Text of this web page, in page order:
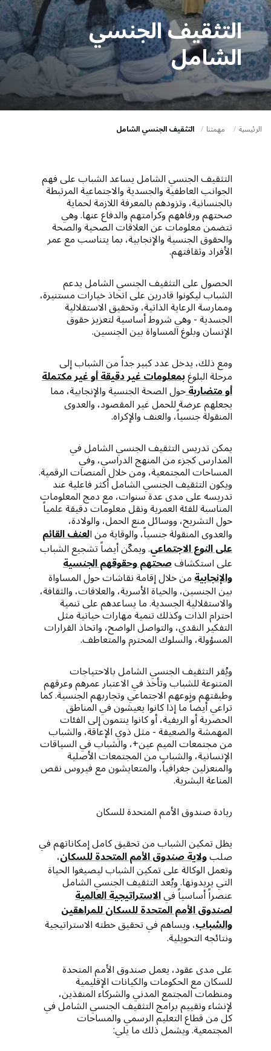
t
i
o
n
التثقيف الجنسي
الشامل
الرئيسية مهمتنا التثقيف الجنسي الشامل
التثقيف الجنسي الشامل يساعد الشباب على فهم
الجوانب العاطفية والجسدية والاجتماعية المرتبطة
بالجنسانية، وتزودهم بالمعرفة اللازمة لحماية
صحتهم ورفاههم وكرامتهم والدفاع عنها. وهي
تتضمن معلومات عن العلاقات الصحية والصحة
والحقوق الجنسية والإنجابية، بما يتناسب مع عمر
الأفراد وثقافتهم.
الحصول على التثقيف الجنسي الشامل يدعم
الشباب ليكونوا قادرين على اتخاذ خيارات مستنيرة،
وممارسة الرعاية الذاتية، وتحقيق الاستقلالية
الجسدية - وهي شروط أساسية لتعزيز حقوق
الإنسان وبلوغ المساواة بين الجنسين.
ومع ذلك، يدخل عدد كبير جداً من الشباب إلى
مرحلة البلوغبمعلومات غير دقيقة أو غير مكتملة
أو متضاربةحول الصحة الجنسية والإنجابية، مما
يجعلهم عرضة للحمل غير المقصود، والعدوى
المنقولة جنسياً، والعنف والإكراه.
يمكن تدريس التثقيف الجنسي الشامل في
المدارس كجزء من المنهج الدراسي، وفي
المساحات المجتمعية، ومن خلال المنصات الرقمية.
ويكون التثقيف الجنسي الشامل أكثر فاعلية عند
تدريسه على مدى عدة سنوات، مع دمج المعلومات
المناسبة للفئة العمرية ونقل معلومات دقيقة علمياً
حول التشريح، ووسائل منع الحمل، والولادة،
والعدوى المنقولة جنسياً، والوقاية من العنفالقائم
على النوع الاجتماعي. ويمكّن أيضاً تشجيع الشباب
على استكشافصحتهم وحقوقهم الجنسية
والإنجابيةمن خلال إقامة نقاشات حول المساواة
بين الجنسين، والحياة الأسرية، والعلاقات، والثقافة،
والاستقلالية الجسدية. ما يساعدهم على تنمية
احترام الذات وكذلك تنمية مهارات حياتية مثل
التفكير النقدي، والتواصل الواضح، واتخاذ القرارات
المسؤولة، والسلوك المحترم والمتعاطف.
ويُقر التثقيف الجنسي الشامل بالاحتياجات
المتنوعة للشباب وتأخذ في الاعتبار عمرهم وعرقهم
وطبقتهم ونوعهم الاجتماعي وتجاربهم الجنسية. كما
تراعي أيضاً ما إذا كانوا يعيشون في المناطق
الحضرية أو الريفية، أو كانوا ينتمون إلى الفئات
المهمشة والضعيفة - مثل ذوي الإعاقة، والشباب
من مجتمعات الميم عين+، والشباب في السياقات
الإنسانية، والشباب من المجتمعات الأصلية
والمنعزلين جغرافياً، والمتعايشون مع فيروس نقص
المناعة البشرية.
ريادة صندوق الأمم المتحدة للسكان
يظل تمكين الشباب من تحقيق كامل إمكاناتهم في
صلبولاية صندوق الأمم المتحدة للسكان،
وتعمل الوكالة على تمكين الشباب ليصيغوا الحياة
التي يريدونها. ويُعد التثقيف الجنسي الشامل
عنصراً أساسياً فيالاستراتيجية العالمية
لصندوق الأمم المتحدة للسكان للمراهقين
والشباب، ويساهم في تحقيق خطته الاستراتيجية
ونتائجه التحويلية.
على مدى عقود، يعمل صندوق الأمم المتحدة
للسكان مع الحكومات والكيانات الإقليمية
ومنظمات المجتمع المدني والشركاء المنفذين،
لإنشاء وتقييم برامج التثقيف الجنسي الشامل في
كل من قطاع التعليم الرسمي والمساحات
المجتمعية. ويشمل ذلك ما يلي: